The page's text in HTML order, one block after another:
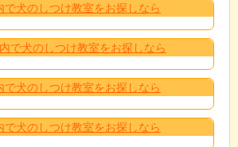
で犬のしつけ教室をお探しなら
で犬のしつけ教室をお探しなら
で犬のしつけ教室をお探しなら
で犬のしつけ教室をお探しなら